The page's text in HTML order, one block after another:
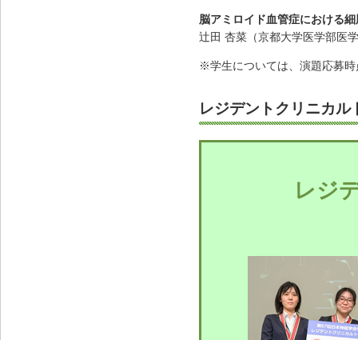
脳アミロイド血管症における
辻田 杏菜（京都大学医学部医
※学生については、演題応募
レジデントクリニカル
レジ